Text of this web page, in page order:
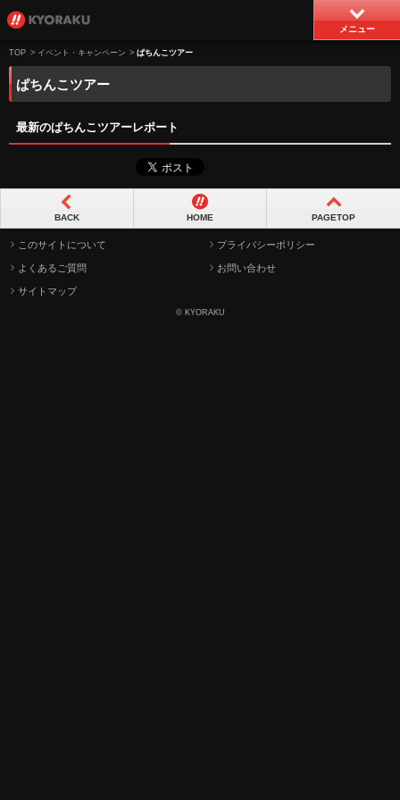
メニュー
TOP > イベント・キャンペーン > ぱちんこツアー
ぱちんこツアー
最新のぱちんこツアーレポート
BACK HOME PAGETOP
このサイトについて プライバシーポリシー
よくあるご質問 お問い合わせ
サイトマップ
© KYORAKU